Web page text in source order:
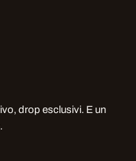
drop esclusivi. E un